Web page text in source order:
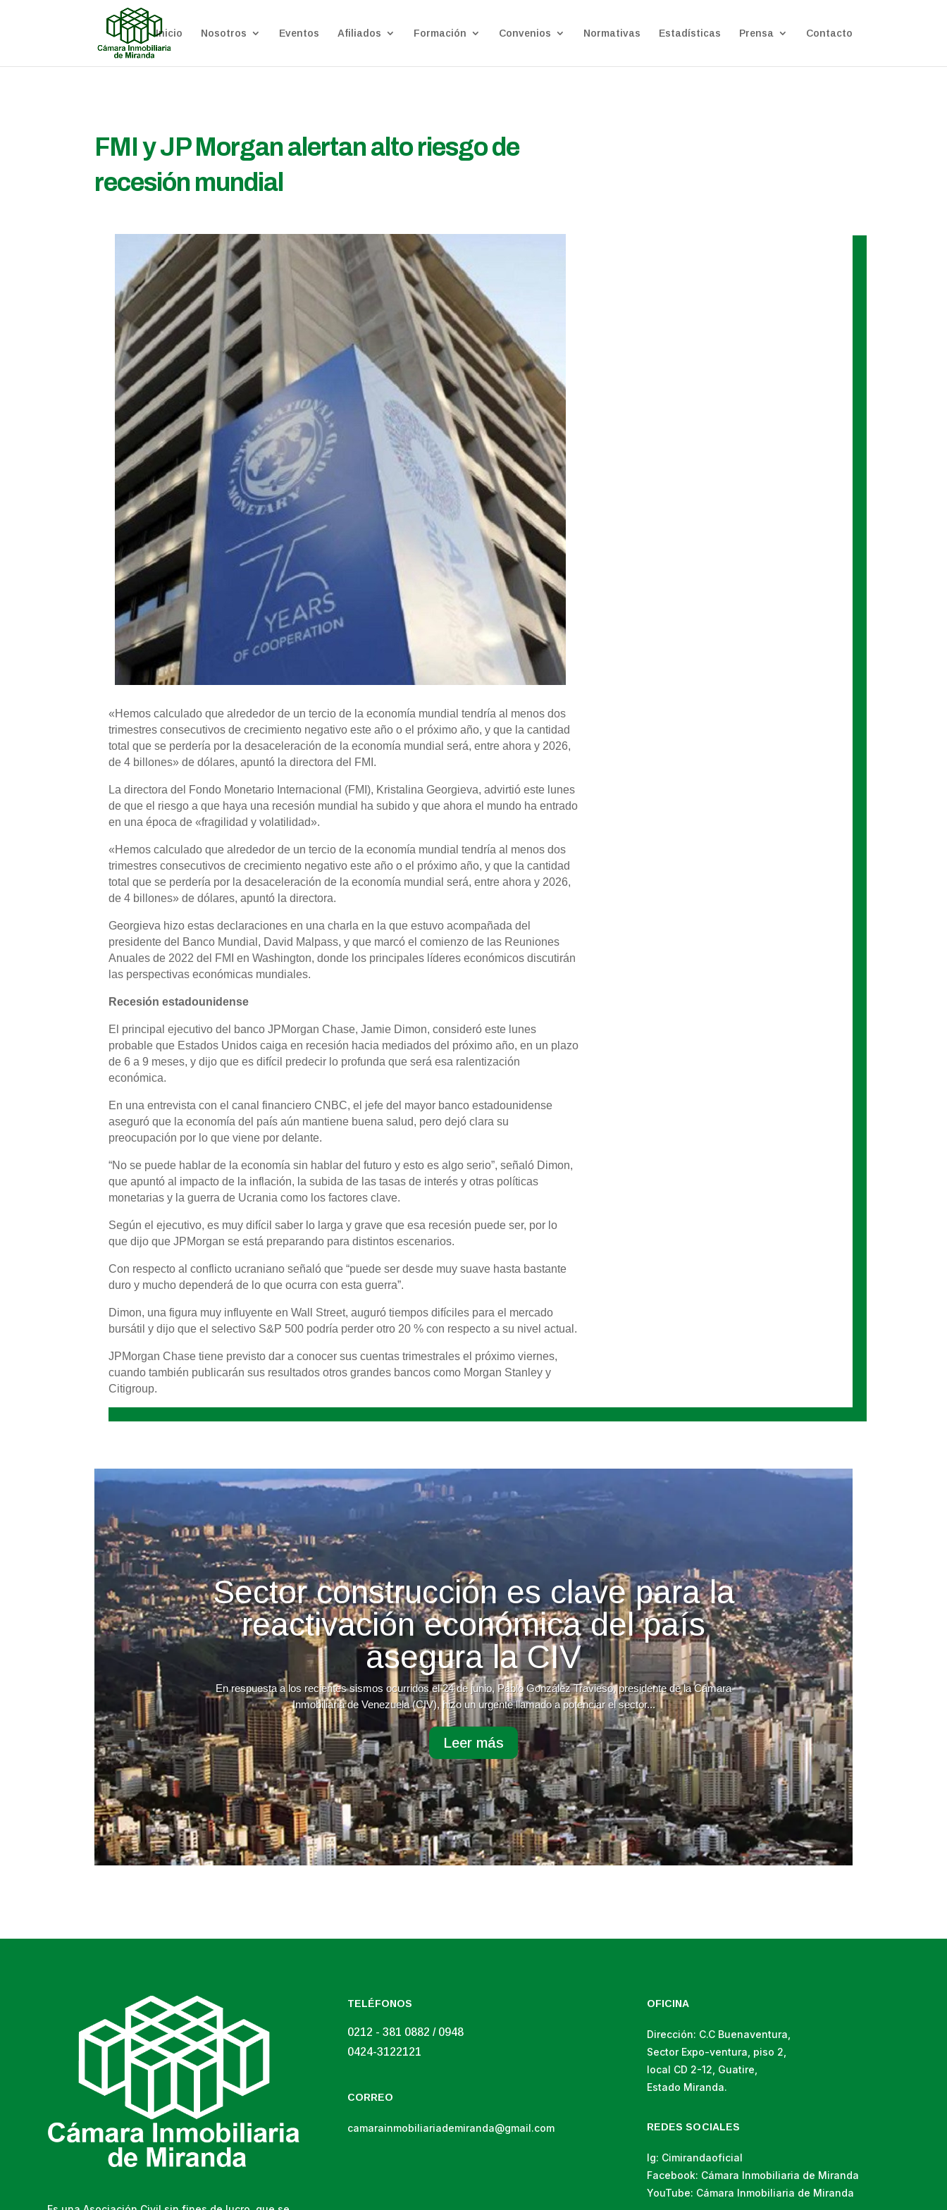
Inicio Nosotros Eventos Afiliados Formación Convenios Normativas Estadísticas Prensa Contacto
FMI y JP Morgan alertan alto riesgo de
recesión mundial
«Hemos calculado que alrededor de un tercio de la economía mundial tendría al menos dos
trimestres consecutivos de crecimiento negativo este año o el próximo año, y que la cantidad
total que se perdería por la desaceleración de la economía mundial será, entre ahora y 2026,
de 4 billones» de dólares, apuntó la directora del FMI.
La directora del Fondo Monetario Internacional (FMI), Kristalina Georgieva, advirtió este lunes
de que el riesgo a que haya una recesión mundial ha subido y que ahora el mundo ha entrado
en una época de «fragilidad y volatilidad».
«Hemos calculado que alrededor de un tercio de la economía mundial tendría al menos dos
trimestres consecutivos de crecimiento negativo este año o el próximo año, y que la cantidad
total que se perdería por la desaceleración de la economía mundial será, entre ahora y 2026,
de 4 billones» de dólares, apuntó la directora.
Georgieva hizo estas declaraciones en una charla en la que estuvo acompañada del
presidente del Banco Mundial, David Malpass, y que marcó el comienzo de las Reuniones
Anuales de 2022 del FMI en Washington, donde los principales líderes económicos discutirán
las perspectivas económicas mundiales.
Recesión estadounidense
El principal ejecutivo del banco JPMorgan Chase, Jamie Dimon, consideró este lunes
probable que Estados Unidos caiga en recesión hacia mediados del próximo año, en un plazo
de 6 a 9 meses, y dijo que es difícil predecir lo profunda que será esa ralentización
económica.
En una entrevista con el canal financiero CNBC, el jefe del mayor banco estadounidense
aseguró que la economía del país aún mantiene buena salud, pero dejó clara su
preocupación por lo que viene por delante.
“No se puede hablar de la economía sin hablar del futuro y esto es algo serio”, señaló Dimon,
que apuntó al impacto de la inflación, la subida de las tasas de interés y otras políticas
monetarias y la guerra de Ucrania como los factores clave.
Según el ejecutivo, es muy difícil saber lo larga y grave que esa recesión puede ser, por lo
que dijo que JPMorgan se está preparando para distintos escenarios.
Con respecto al conflicto ucraniano señaló que “puede ser desde muy suave hasta bastante
duro y mucho dependerá de lo que ocurra con esta guerra”.
Dimon, una figura muy influyente en Wall Street, auguró tiempos difíciles para el mercado
bursátil y dijo que el selectivo S&P 500 podría perder otro 20 % con respecto a su nivel actual.
JPMorgan Chase tiene previsto dar a conocer sus cuentas trimestrales el próximo viernes,
cuando también publicarán sus resultados otros grandes bancos como Morgan Stanley y
Citigroup.
Sector construcción es clave para la
reactivación económica del país
asegura la CIV
En respuesta a los recientes sismos ocurridos el 24 de junio, Pablo González Travieso, presidente de la Cámara
Inmobiliaria de Venezuela (CIV), hizo un urgente llamado a potenciar el sector...
Leer más
TELÉFONOS
0212 - 381 0882 / 0948
0424-3122121
CORREO
camarainmobiliariademiranda@gmail.com
OFICINA
Dirección: C.C Buenaventura,
Sector Expo-ventura, piso 2,
local CD 2-12, Guatire,
Estado Miranda.
REDES SOCIALES
Ig: Cimirandaoficial
Facebook: Cámara Inmobiliaria de Miranda
YouTube: Cámara Inmobiliaria de Miranda